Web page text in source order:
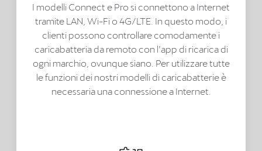
I modelli Connect e Pro si connettono a Internet
tramite LAN, Wi-Fi o 4G/LTE. In questo modo, i
clienti possono controllare comodamente i
caricabatteria da remoto con l’app di ricarica di
ogni marchio, ovunque siano. Per utilizzare tutte
le funzioni dei nostri modelli di caricabatterie è
necessaria una connessione a Internet.